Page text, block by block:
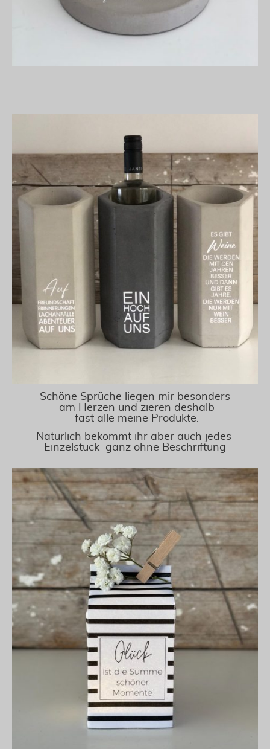
Schöne Sprüche liegen mir besonders
am Herzen und zieren deshalb
fast alle meine Produkte.
Natürlich bekommt ihr aber auch jedes
Einzelstück ganz ohne Beschriftung